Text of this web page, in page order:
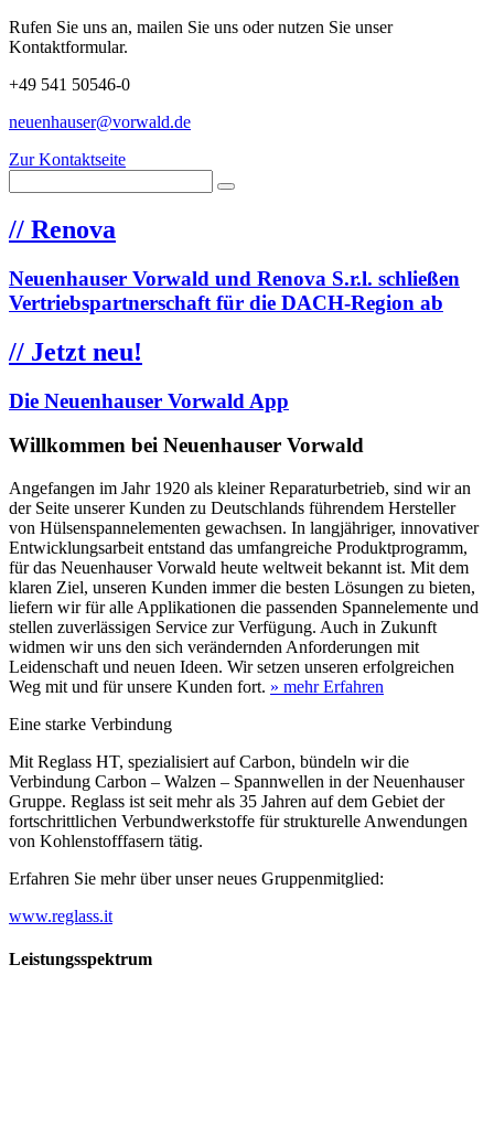
Rufen Sie uns an, mailen Sie uns oder nutzen Sie unser
Kontaktformular.
+49 541 50546-0
neuenhauser@vorwald.de
Zur Kontaktseite
// Renova
Neuenhauser Vorwald und Renova S.r.l. schließen
Vertriebspartnerschaft für die DACH-Region ab
// Jetzt neu!
Die Neuenhauser Vorwald App
Willkommen bei Neuenhauser Vorwald
Angefangen im Jahr 1920 als kleiner Reparaturbetrieb, sind wir an
der Seite unserer Kunden zu Deutschlands führendem Hersteller
von Hülsenspannelementen gewachsen. In langjähriger, innovativer
Entwicklungsarbeit entstand das umfangreiche Produktprogramm,
für das Neuenhauser Vorwald heute weltweit bekannt ist. Mit dem
klaren Ziel, unseren Kunden immer die besten Lösungen zu bieten,
liefern wir für alle Applikationen die passenden Spannelemente und
stellen zuverlässigen Service zur Verfügung. Auch in Zukunft
widmen wir uns den sich verändernden Anforderungen mit
Leidenschaft und neuen Ideen. Wir setzen unseren erfolgreichen
Weg mit und für unsere Kunden fort. » mehr Erfahren
Eine starke Verbindung
Mit Reglass HT, spezialisiert auf Carbon, bündeln wir die
Verbindung Carbon – Walzen – Spannwellen in der Neuenhauser
Gruppe. Reglass ist seit mehr als 35 Jahren auf dem Gebiet der
fortschrittlichen Verbundwerkstoffe für strukturelle Anwendungen
von Kohlenstofffasern tätig.
Erfahren Sie mehr über unser neues Gruppenmitglied:
www.reglass.it
Leistungsspektrum